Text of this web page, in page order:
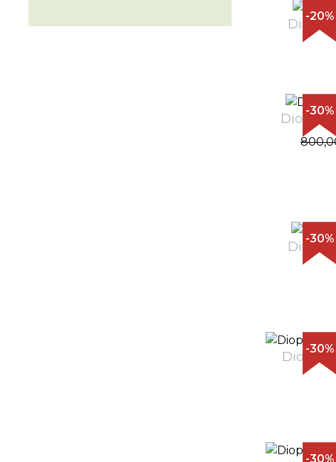
-20%
-30%
-30%
-30%
-30%